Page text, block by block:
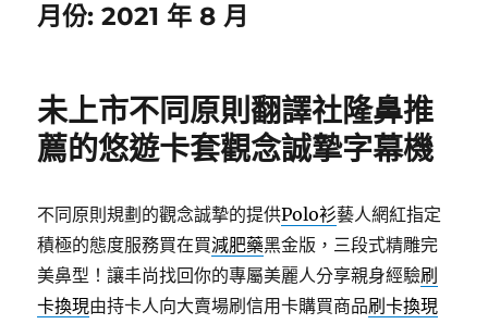
月份:2021 年 8 月
未上市不同原則翻譯社隆鼻推
薦的悠遊卡套觀念誠摯字幕機
不同原則規劃的觀念誠摯的提供Polo衫藝人網紅指定
積極的態度服務買在買減肥藥黑金版，三段式精雕完
美鼻型！讓丰尚找回你的專屬美麗人分享親身經驗刷
卡換現由持卡人向大賣場刷信用卡購買商品刷卡換現